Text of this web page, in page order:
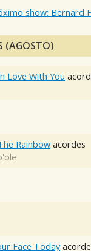
show: Bernard
(AGOSTO)
Love With You
Rainbow acordes
Face Today